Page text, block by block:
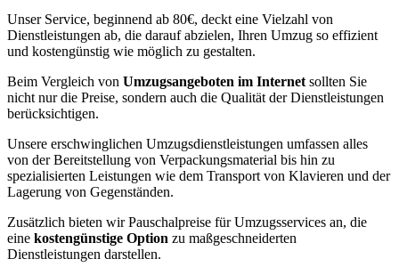
Unser Service, beginnend ab 80€, deckt eine Vielzahl von
Dienstleistungen ab, die darauf abzielen, Ihren Umzug so effizient
und kostengünstig wie möglich zu gestalten.
Beim Vergleich von Umzugsangeboten im Internet sollten Sie
nicht nur die Preise, sondern auch die Qualität der Dienstleistungen
berücksichtigen.
Unsere erschwinglichen Umzugsdienstleistungen umfassen alles
von der Bereitstellung von Verpackungsmaterial bis hin zu
spezialisierten Leistungen wie dem Transport von Klavieren und der
Lagerung von Gegenständen.
Zusätzlich bieten wir Pauschalpreise für Umzugsservices an, die
eine kostengünstige Option zu maßgeschneiderten
Dienstleistungen darstellen.